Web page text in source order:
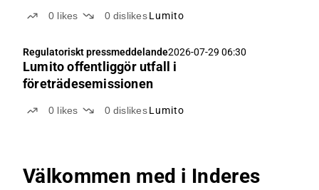
0 likes 0 dislikes Lumito
Regulatoriskt pressmeddelande2026-07-29 06:30
Lumito offentliggör utfall i
företrädesemissionen
0 likes 0 dislikes Lumito
Välkommen med i Inderes